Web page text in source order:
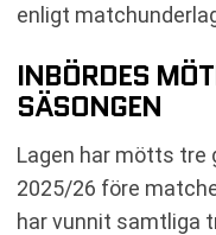
enligt
INBÖRDES
SÄSONGEN
Lagen har mötts tre
2025/26 före
har vunnit samtliga